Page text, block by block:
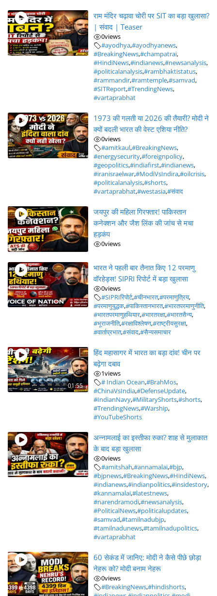
राम मंदिर चढ़ावा चोरी पर SIT का बड़ा खुलासा?
| संवाद | Teaser
0views
#ayodhya,#ayodhyanews,
#BreakingNews,#champatrai,
#HindiNews,#indianews,#newsanalysis,
#politicalanalysis,#rambhaktistatus,
#rammandir,#ramtemple,#samvad,
#SITReport,#TrendingNews,
#vartaprabhat
1973 की गलती या 2026 की तैयारी? मोदी ने
क्यों बदली भारत की वेस्ट एशिया नीति?
0views
#amitkaul,#BreakingNews,
#energysecurity,#foreignpolicy,
#geopolitics,#indiafirst,#indianews,
#iranisraelwar,#ModiVsIndira,#oilcrisis,
#politicalanalysis,#shorts,
#vartaprabhat,#westasia,#संवाद
जयपुर की महिला गिरफ्तार! पाकिस्तान
कनेक्शन और जैश लिंक की जांच से मचा
हड़कंप
0views
भारत ने पहली बार तैनात किए 12 परमाणु
वॉरहेड्स! SIPRI रिपोर्ट में बड़ा खुलासा
0views
#SIPRIरिपोर्ट,#चीनभारत,#परमाणुत्रिय,
#परमाणुयुद्धक,#पाकिस्तानभारत,#भारतपरमाणुनीति,
#भारतपरमाणुहथियार,#भारतरक्षा,#भारतसैन्य,
#भूराजनीति,#रक्षाविश्लेषण,#राष्ट्रीयसुरक्षा,
#वार्ताप्रभात,#संवाद,#सैन्यसमाचार
01:55
हिंद महासागर में भारत का बड़ा दांव! चीन पर
बढ़ेगा दबाव
1views
# Indian Ocean,#BrahMos,
#ChinaVsIndia,#DefenseUpdate,
#IndianNavy,#MilitaryShorts,#shorts,
#TrendingNews,#Warship,
#YouTubeShorts
अन्नामलाई का इस्तीफा रुका? शाह से मुलाकात
के बाद बड़ा खुलासा
0views
#amitshah,#annamalai,#bjp,
#bjpnews,#BreakingNews,#HindiNews,
#indianews,#indianpolitics,#insidestory,
#kannamalai,#latestnews,
#narendramodi,#newsanalysis,
#PoliticalNews,#politicalupdates,
#samvad,#tamilnadubjp,
#tamilnadunews,#tamilnadupolitics,
#vartaprabhat
60 सेकंड में जानिए: मोदी ने कैसे पीछे छोड़ा
नेहरू को? मोदी बनाम नेहरू
0views
#BreakingNews,#hindishorts,